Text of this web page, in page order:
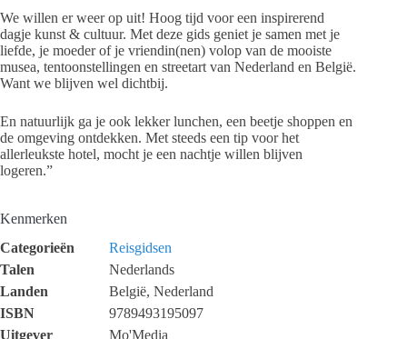
We willen er weer op uit! Hoog tijd voor een inspirerend
dagje kunst & cultuur. Met deze gids geniet je samen met je
liefde, je moeder of je vriendin(nen) volop van de mooiste
musea, tentoonstellingen en streetart van Nederland en België.
Want we blijven wel dichtbij.
En natuurlijk ga je ook lekker lunchen, een beetje shoppen en
de omgeving ontdekken. Met steeds een tip voor het
allerleukste hotel, mocht je een nachtje willen blijven
logeren.”
Kenmerken
Categorieën
Reisgidsen
Talen
Nederlands
Landen
België, Nederland
ISBN
9789493195097
Uitgever
Mo'Media